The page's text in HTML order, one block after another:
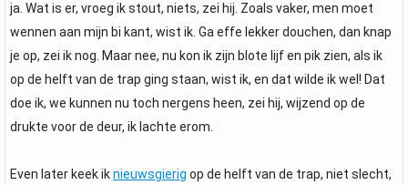
ja. Wat is er, vroeg ik stout, niets, zei hij. Zoals vaker, men moet
wennen aan mijn bi kant, wist ik. Ga effe lekker douchen, dan knap
je op, zei ik nog. Maar nee, nu kon ik zijn blote lijf en pik zien, als ik
op de helft van de trap ging staan, wist ik, en dat wilde ik wel! Dat
doe ik, we kunnen nu toch nergens heen, zei hij, wijzend op de
drukte voor de deur, ik lachte erom.
Even later keek iknieuwsgierig op de helft van de trap, niet slecht,